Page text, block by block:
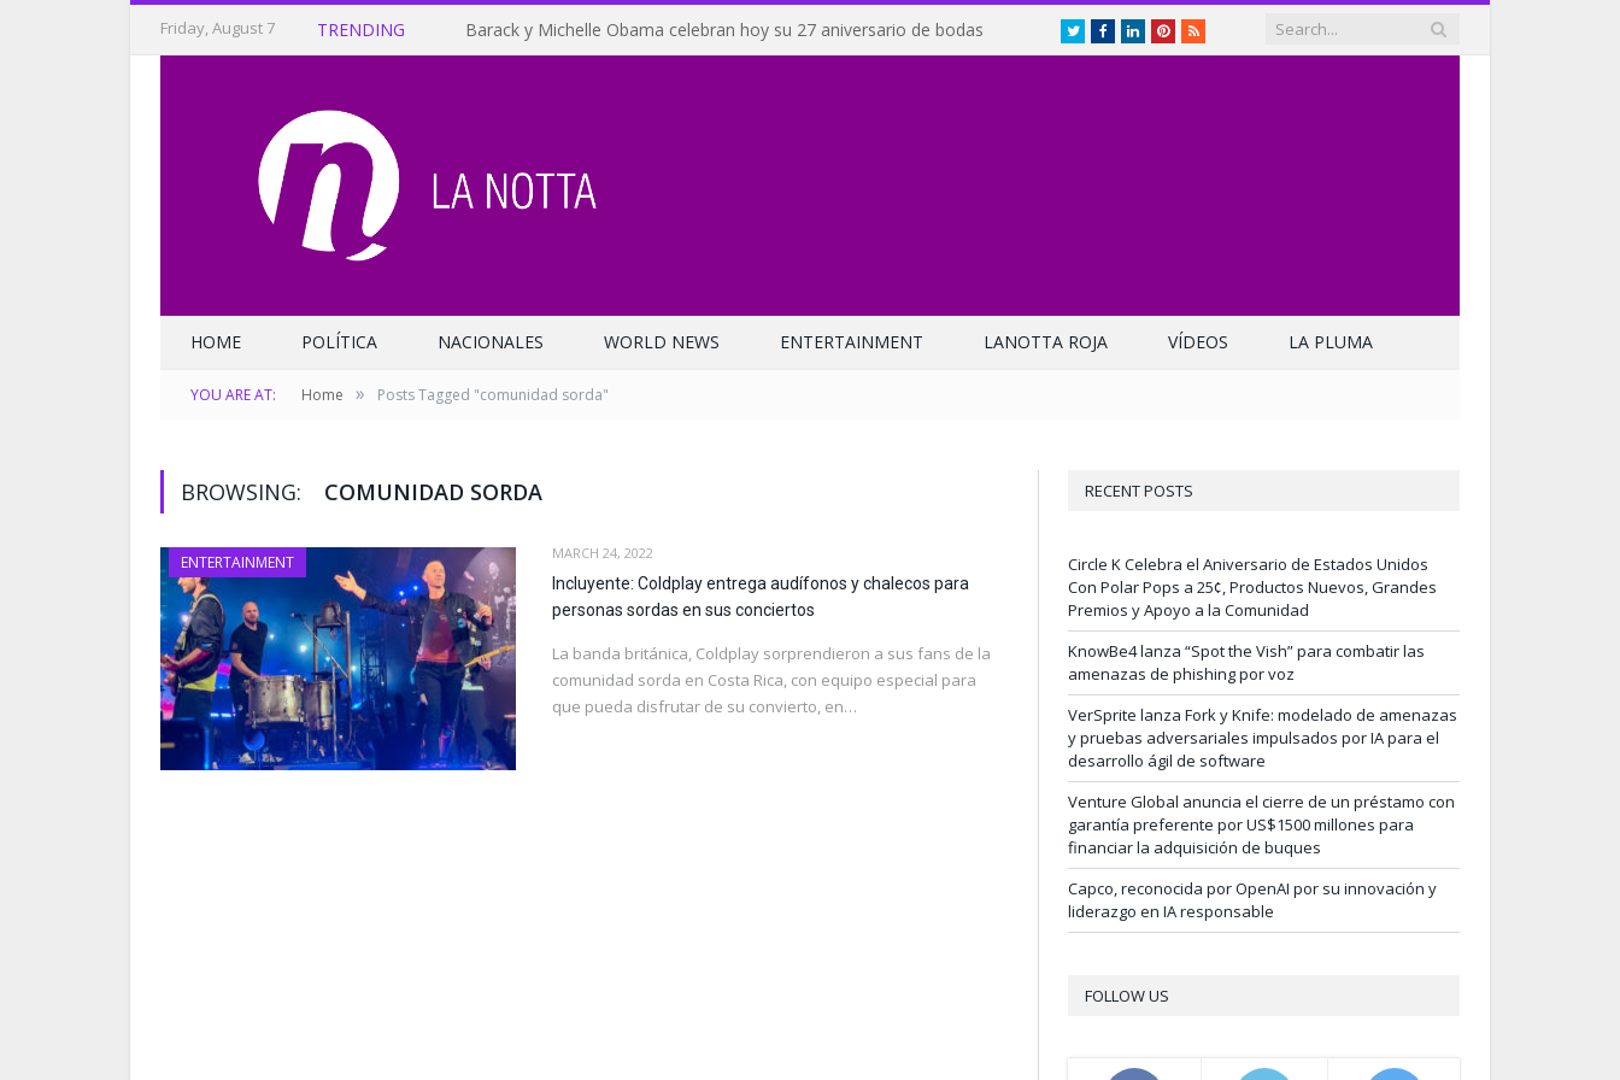
Friday, August 7 TRENDING Barack y Michelle Obama celebran hoy su 27 aniversario de bodas TwitterFacebookLinkedInPinterest
RSS
HOME POLÍTICA NACIONALES WORLD NEWS ENTERTAINMENT LANOTTA ROJA VÍDEOS LA PLUMA
YOU ARE AT: Home » Posts Tagged "comunidad sorda"
BROWSING: COMUNIDAD SORDA
ENTERTAINMENT MARCH 24, 2022
Incluyente: Coldplay entrega audífonos y chalecos para
personas sordas en sus conciertos
La banda británica, Coldplay sorprendieron a sus fans de la
comunidad sorda en Costa Rica, con equipo especial para
que pueda disfrutar de su convierto, en…
RECENT POSTS
Circle K Celebra el Aniversario de Estados Unidos
Con Polar Pops a 25¢, Productos Nuevos, Grandes
Premios y Apoyo a la Comunidad
KnowBe4 lanza “Spot the Vish” para combatir las
amenazas de phishing por voz
VerSprite lanza Fork y Knife: modelado de amenazas
y pruebas adversariales impulsados por IA para el
desarrollo ágil de software
Venture Global anuncia el cierre de un préstamo con
garantía preferente por US$1500 millones para
financiar la adquisición de buques
Capco, reconocida por OpenAI por su innovación y
liderazgo en IA responsable
FOLLOW US